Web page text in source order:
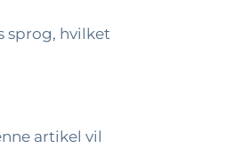
sprog, hvilket
artikel vil